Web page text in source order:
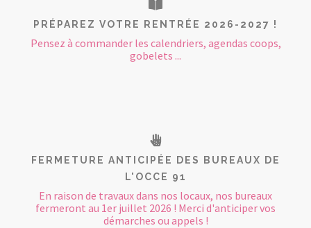
PRÉPAREZ VOTRE RENTRÉE 2026-2027 !
Pensez à commander les calendriers, agendas coops,
gobelets ...
FERMETURE ANTICIPÉE DES BUREAUX DE
L'OCCE 91
En raison de travaux dans nos locaux, nos bureaux
fermeront au 1er juillet 2026 ! Merci d'anticiper vos
démarches ou appels !